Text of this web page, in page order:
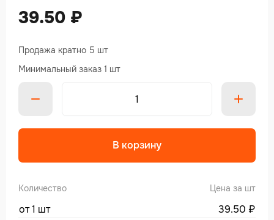
39.50 ₽
Продажа кратно 5 шт
Минимальный заказ 1 шт
В корзину
Количество Цена за шт
от 1 шт 39.50 ₽